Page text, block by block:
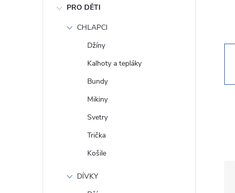
PRO DĚTI
CHLAPCI
Džíny
Kalhoty a tepláky
Bundy
Mikiny
Svetry
Trička
Košile
DÍVKY